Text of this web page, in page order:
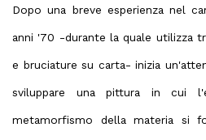
Dopo una breve esperienza nel
anni '70 -durante la quale utilizza
e bruciature su carta- inizia
sviluppare una pittura in cui
metamorfismo della materia si